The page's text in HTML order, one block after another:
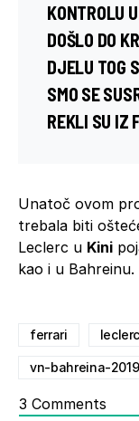
KONTROLU
DOŠLO DO
DJELU TOG
SMO SE
REKLI SU IZ
Unatoč ovom
trebala biti
Leclerc u Kini
kao i u Bahreinu.
ferrari leclerc
vn-bahreina-2019
3 Comments